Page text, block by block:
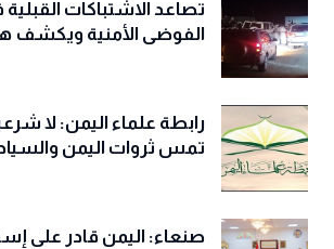
تصاعد الاشتباكات
الفوضى الأمنية ويكشف
رابطة علماء اليمن: لا
تمس ثروات اليمن
صنعاء: اليمن قادر على